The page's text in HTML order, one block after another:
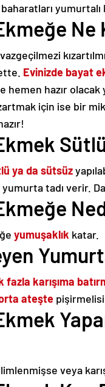
yumurtalı
Ne
Evinizde bayat
hemen hazır
için ise bir
ya da sütsüz
tadı verir.
yumuşaklık katar.
fazla karışıma
ateşte
veya